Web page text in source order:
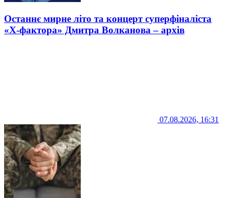
Останнє мирне літо та концерт суперфіналіста
«Х-фактора» Дмитра Волканова – архів
07.08.2026, 16:31